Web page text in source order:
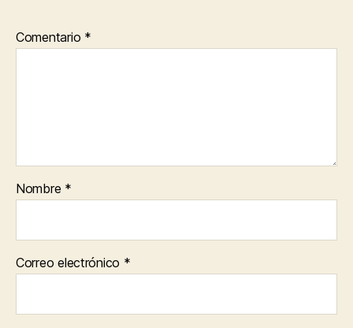
Comentario *
Nombre *
Correo electrónico *